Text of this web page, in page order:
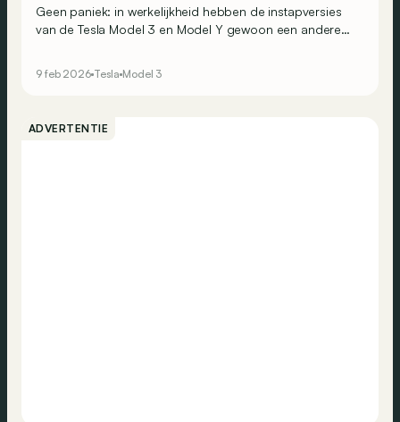
Geen paniek: in werkelijkheid hebben de instapversies
van de Tesla Model 3 en Model Y gewoon een andere
9 feb 2026 Tesla Model 3
ADVERTENTIE